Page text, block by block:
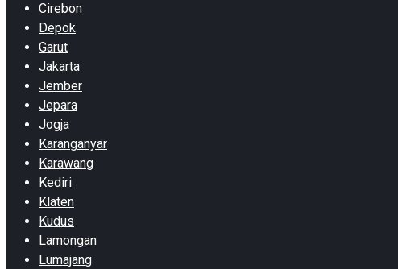
Cirebon
Depok
Garut
Jakarta
Jember
Jepara
Jogja
Karanganyar
Karawang
Kediri
Klaten
Kudus
Lamongan
Lumajang